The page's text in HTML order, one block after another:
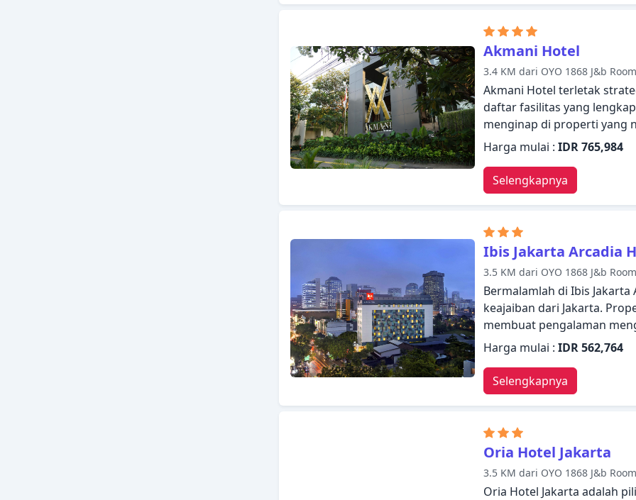
ruang penyimpanan
pendeteksi asap. Pulihkan
kenyamanan kamar Anda
termasuk kolam renang
kenyamanan membuat
sebagai tempat menginap
Akmani Hotel
3.4 KM dari OYO 1868 J&b
Akmani Hotel terletak
daftar fasilitas yang
menginap di properti yang
termasuk layanan kamar 24
24 jam, layanan taksi,
Bersantailah di kamar Anda
dilengkapi dengan fasilitas
WiFi, akses internet WiFi
Pulihkan diri Anda setelah
kamar Anda atau
ruangan, spa, kolam
sangat baik untuk
dan menyegarkan diri.
Harga mulai :IDR 765,984
Selengkapnya
Ibis Jakarta Arcadia
3.5 KM dari OYO 1868 J&b
Bermalamlah di Ibis
keajaiban dari Jakarta.
membuat pengalaman
kamar 24 jam, WiFi gratis di
serbaguna, layanan
tamu. Bersantailah di
dilengkapi dengan fasilitas
penghangat ruangan,
fasilitas rekreasi di hotel,
kamar untuk beristirahat
menggabungkan
indah untuk membuat
Harga mulai :IDR 562,764
Selengkapnya
Oria Hotel Jakarta
3.5 KM dari OYO 1868 J&b
Oria Hotel Jakarta adalah